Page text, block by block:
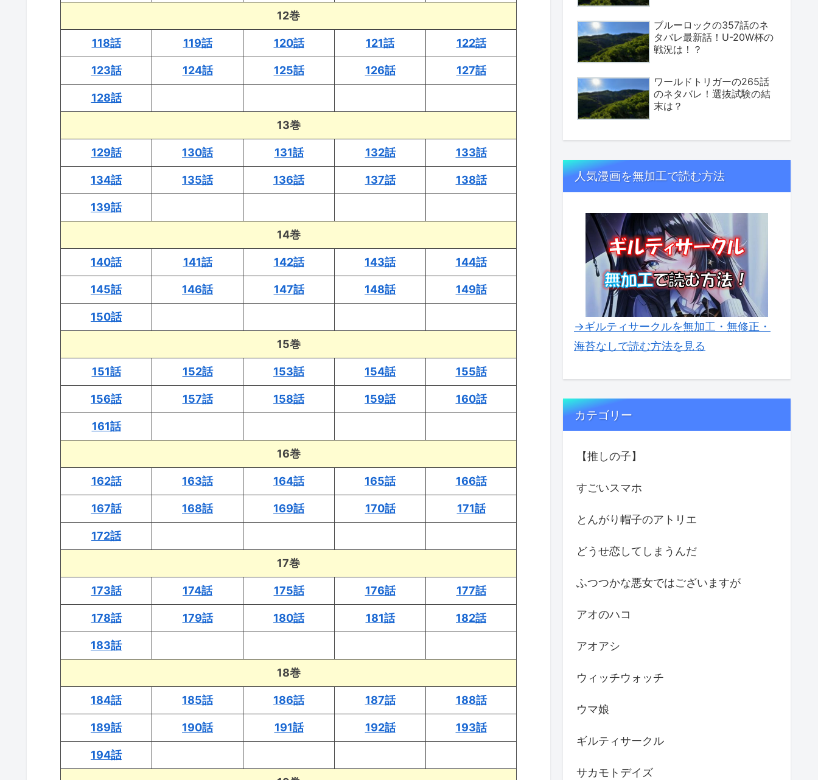
12巻
118話 119話 120話 121話 122話
123話 124話 125話 126話 127話
128話
13巻
129話 130話 131話 132話 133話
134話 135話 136話 137話 138話
139話
14巻
140話 141話 142話 143話 144話
145話 146話 147話 148話 149話
150話
15巻
151話 152話 153話 154話 155話
156話 157話 158話 159話 160話
161話
16巻
162話 163話 164話 165話 166話
167話 168話 169話 170話 171話
172話
17巻
173話 174話 175話 176話 177話
178話 179話 180話 181話 182話
183話
18巻
184話 185話 186話 187話 188話
189話 190話 191話 192話 193話
194話
ブルーロックの357話のネ
タバレ最新話！U-20W杯の
戦況は！？
ワールドトリガーの265話
のネタバレ！選抜試験の結
末は？
人気漫画を無加工で読む方法
→ギルティサークルを無加工・無修正・
海苔なしで読む方法を見る
カテゴリー
【推しの子】
すごいスマホ
とんがり帽子のアトリエ
どうせ恋してしまうんだ
ふつつかな悪女ではございますが
アオのハコ
アオアシ
ウィッチウォッチ
ウマ娘
ギルティサークル
サカモトデイズ